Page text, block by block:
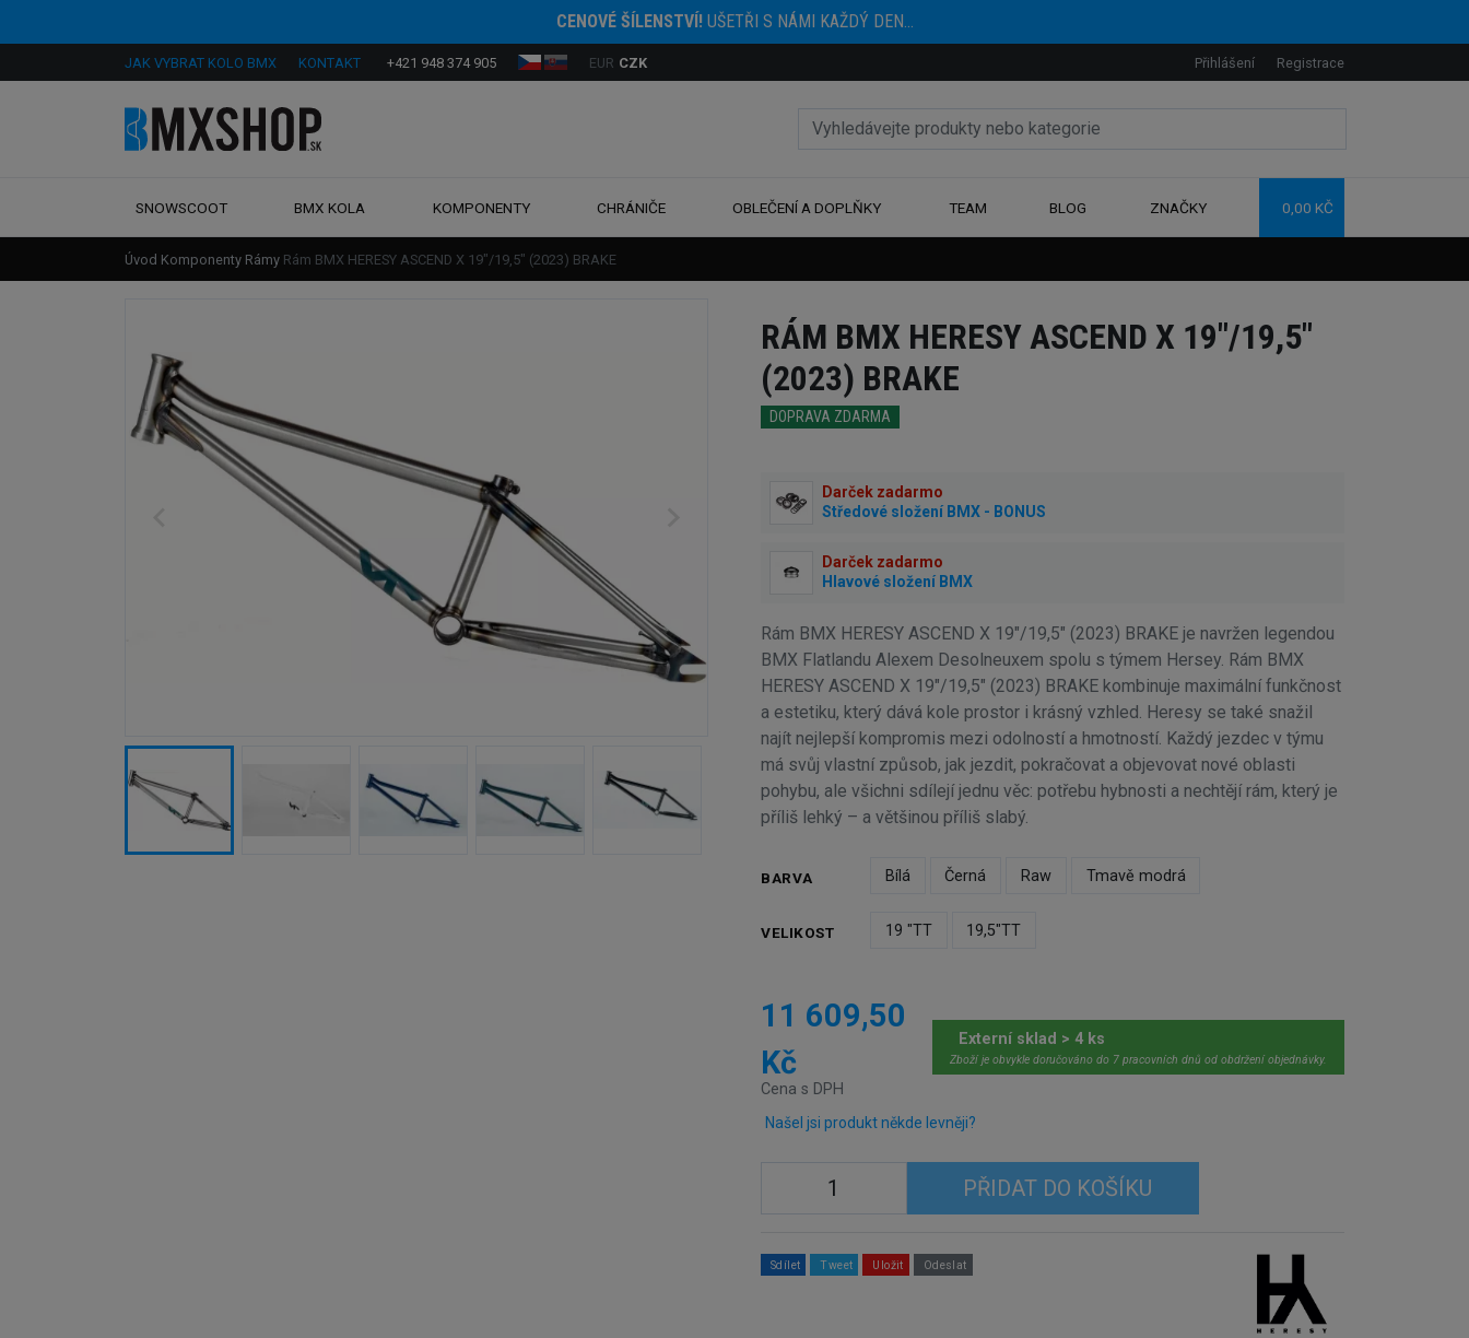
CENOVÉ ŠÍLENSTVÍ!UŠETŘI S NÁMI KAŽDÝ DEN...
JAK VYBRAT KOLO BMX KONTAKT +421 948 374 905 EUR CZK Přihlášení Registrace
SNOWSCOOT BMX KOLA KOMPONENTY CHRÁNIČE OBLEČENÍ A DOPLŇKY TEAM BLOG ZNAČKY 0,00 KČ
Úvod Komponenty Rámy Rám BMX HERESY ASCEND X 19"/19,5" (2023) BRAKE
RÁM BMX HERESY ASCEND X 19"/19,5"
(2023) BRAKE
DOPRAVA ZDARMA
Darček zadarmo
Středové složení BMX - BONUS
Darček zadarmo
Hlavové složení BMX
Rám BMX HERESY ASCEND X 19"/19,5" (2023) BRAKE je navržen legendou
BMX Flatlandu Alexem Desolneuxem spolu s týmem Hersey. Rám BMX
HERESY ASCEND X 19"/19,5" (2023) BRAKE kombinuje maximální funkčnost
a estetiku, který dává kole prostor i krásný vzhled. Heresy se také snažil
najít nejlepší kompromis mezi odolností a hmotností. Každý jezdec v týmu
má svůj vlastní způsob, jak jezdit, pokračovat a objevovat nové oblasti
pohybu, ale všichni sdílejí jednu věc: potřebu hybnosti a nechtějí rám, který je
příliš lehký – a většinou příliš slabý.
BARVA Bílá Černá Raw Tmavě modrá
VELIKOST 19 "TT 19,5"TT
11 609,50
Kč
Cena s DPH
Externí sklad > 4 ks
Zboží je obvykle doručováno do 7 pracovních dnů od obdržení objednávky.
Našel jsi produkt někde levněji?
PŘIDAT DO KOŠÍKU
Sdílet Tweet Uložit Odeslat